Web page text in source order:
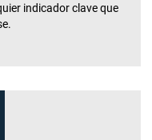
indicador clave que